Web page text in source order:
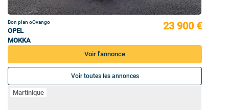
Bon plan oOvango
OPEL
MOKKA
23 900 €
Voir l'annonce
Voir toutes les annonces
Martinique